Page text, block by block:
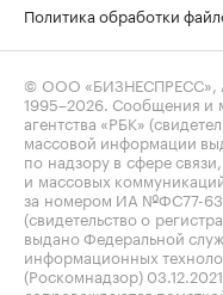
Политика обработки
© ООО «БИЗНЕСПРЕСС»,
1995–2026 . Сообщения
агентства «РБК»
массовой информации
по надзору в сфере
и массовых
за номером ИА №ФС77-
(свидетельство о
выдано Федеральной
информационных
(Роскомнадзор)